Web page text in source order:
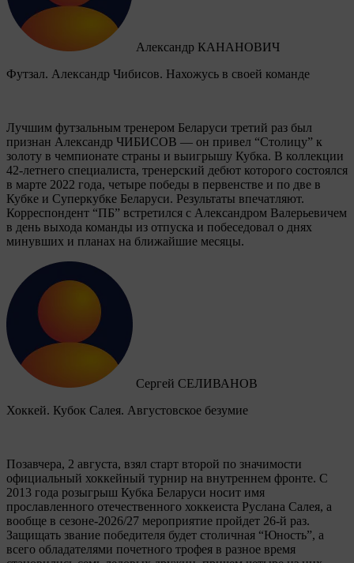
Александр КАНАНОВИЧ
Футзал. Александр Чибисов. Нахожусь в своей команде
Лучшим футзальным тренером Беларуси третий раз был
признан Александр ЧИБИСОВ — он привел “Столицу” к
золоту в чемпионате страны и выигрышу Кубка. В коллекции
42-летнего специалиста, тренерский дебют которого состоялся
в марте 2022 года, четыре победы в первенстве и по две в
Кубке и Суперкубке Беларуси. Результаты впечатляют.
Корреспондент “ПБ” встретился с Александром Валерьевичем
в день выхода команды из отпуска и побеседовал о днях
минувших и планах на ближайшие месяцы.
Сергей СЕЛИВАНОВ
Хоккей. Кубок Салея. Августовское безумие
Позавчера, 2 августа, взял старт второй по значимости
официальный хоккейный турнир на внутреннем фронте. C
2013 года розыгрыш Кубка Беларуси носит имя
прославленного отечественного хоккеиста Руслана Салея, а
вообще в сезоне-2026/27 мероприятие пройдет 26-й раз.
Защищать звание победителя будет столичная “Юность”, а
всего обладателями почетного трофея в разное время